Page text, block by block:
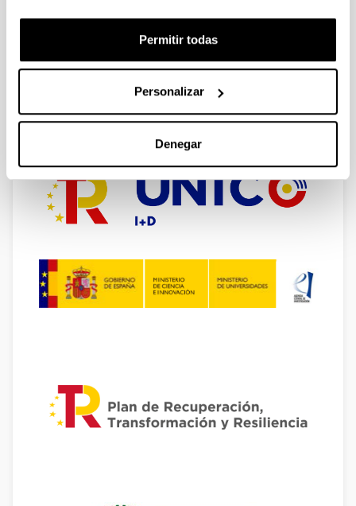
Permitir todas
Personalizar
Denegar